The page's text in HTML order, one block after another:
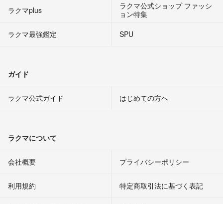
ラクマplus
ラクマ公式ショップ ファッシ
ョン特集
ラクマ最強鑑定
SPU
ガイド
ラクマ公式ガイド はじめての方へ
ラクマについて
会社概要 プライバシーポリシー
利用規約 特定商取引法に基づく表記